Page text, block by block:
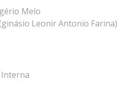
Melo
Leonir Antonio Farina)
Interna